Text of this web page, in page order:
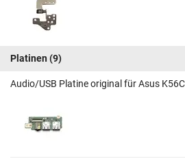
Platinen (9)
Audio/USB Platine original für Asus